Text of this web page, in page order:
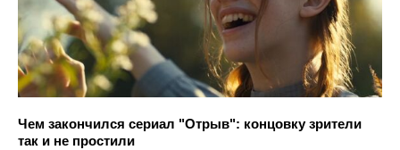
Чем закончился сериал "Отрыв": концовку зрители
так и не простили